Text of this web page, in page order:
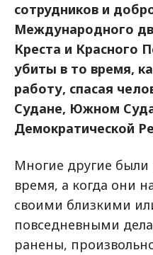
сотрудников и
Международного
Креста и Красного
убиты в то время,
работу, спасая
Судане, Южном
Демократической
Многие другие были
время, а когда они
своими близкими
повседневными
ранены,